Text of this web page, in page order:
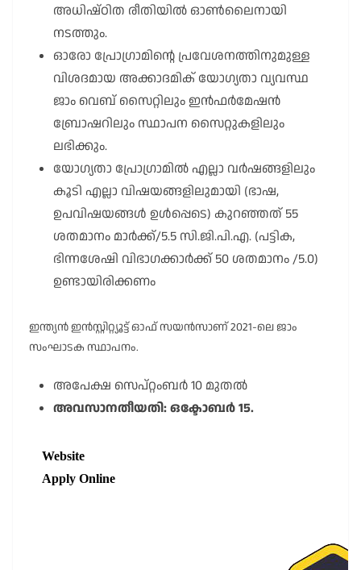
അധിഷ്ഠിത രീതിയിൽ ഓൺലൈനായി
നടത്തും.
ഓരോ പ്രോഗ്രാമിന്റെ പ്രവേശനത്തിനുമുള്ള
വിശദമായ അക്കാദമിക് യോഗ്യതാ വ്യവസ്ഥ
ജാം വെബ് സൈറ്റിലും ഇൻഫർമേഷൻ
ബ്രോഷറിലും സ്ഥാപന സൈറ്റുകളിലും
ലഭിക്കും.
യോഗ്യതാ പ്രോഗ്രാമിൽ എല്ലാ വർഷങ്ങളിലും
കൂടി എല്ലാ വിഷയങ്ങളിലുമായി (ഭാഷ,
ഉപവിഷയങ്ങൾ ഉൾപ്പെടെ) കുറഞ്ഞത് 55
ശതമാനം മാർക്ക്/5.5 സി.ജി.പി.എ. (പട്ടിക,
ഭിന്നശേഷി വിഭാഗക്കാർക്ക് 50 ശതമാനം /5.0)
ഉണ്ടായിരിക്കണം
ഇന്ത്യൻ ഇൻസ്റ്റിറ്റ്യൂട്ട് ഓഫ് സയൻസാണ് 2021-ലെ ജാം
സംഘാടക സ്ഥാപനം.
അപേക്ഷ സെപ്റ്റംബർ 10 മുതൽ
അവസാനതീയതി: ഒക്ടോബർ 15.
Website
Apply Online